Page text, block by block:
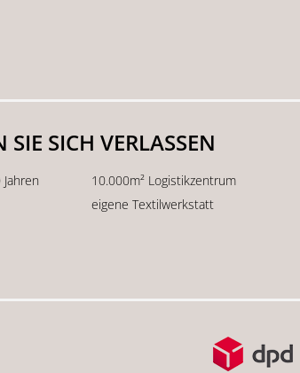
SICH VERLASSEN
10.000m² Logistikzentrum
eigene Textilwerkstatt